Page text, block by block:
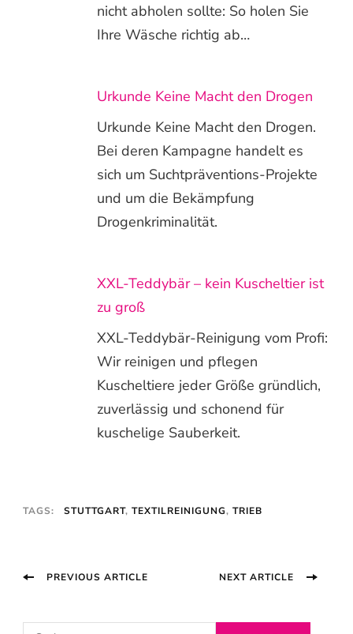
nicht abholen sollte: So holen Sie
Ihre Wäsche richtig ab…
Urkunde Keine Macht den Drogen
Urkunde Keine Macht den Drogen.
Bei deren Kampagne handelt es
sich um Suchtpräventions-Projekte
und um die Bekämpfung
Drogenkriminalität.
XXL-Teddybär – kein Kuscheltier ist
zu groß
XXL-Teddybär-Reinigung vom Profi:
Wir reinigen und pflegen
Kuscheltiere jeder Größe gründlich,
zuverlässig und schonend für
kuschelige Sauberkeit.
TAGS: STUTTGART, TEXTILREINIGUNG, TRIEB
PostPREVIOUS ARTICLE NEXT ARTICLE